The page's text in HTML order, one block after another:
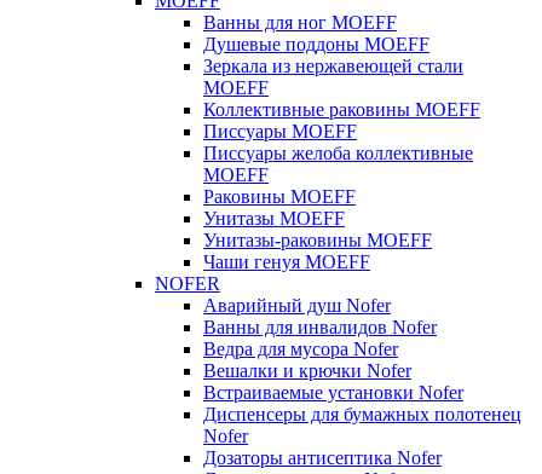
Ванны для ног MOEFF
Душевые поддоны MOEFF
Зеркала из нержавеющей стали
MOEFF
Коллективные раковины MOEFF
Писсуары MOEFF
Писсуары желоба коллективные
MOEFF
Раковины MOEFF
Унитазы MOEFF
Унитазы-раковины MOEFF
Чаши генуя MOEFF
NOFER
Аварийный душ Nofer
Ванны для инвалидов Nofer
Ведра для мусора Nofer
Вешалки и крючки Nofer
Встраиваемые установки Nofer
Диспенсеры для бумажных полотенец
Nofer
Дозаторы антисептика Nofer